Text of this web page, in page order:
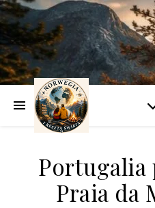
Portugalia
Praia da